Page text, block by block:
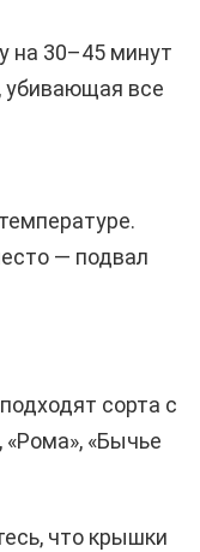
на 30–45 минут
убивающая все
— подвал
сорта с
«Рома», «Бычье
что крышки